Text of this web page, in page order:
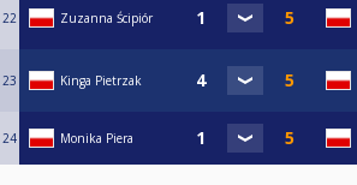
22 Zuzanna Ścipiór
23 Kinga Pietrzak
24 Monika Piera